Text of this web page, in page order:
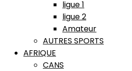
ligue 1
ligue 2
Amateur
AUTRES SPORTS
AFRIQUE
CANS